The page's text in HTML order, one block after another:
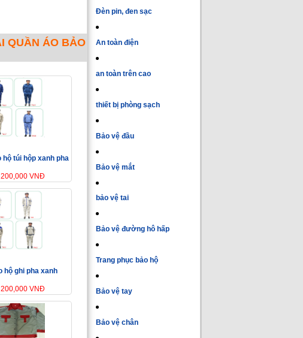
QUẦN ÁO BẢO
hộ túi hộp xanh pha
VNĐ
hộ ghi pha xanh
VNĐ
Đèn pin, đen sạc
An toàn điện
an toàn trên cao
thiết bị phòng sạch
Bảo vệ đầu
Bảo vệ mắt
bảo vệ tai
Bảo vệ đường hô hấp
Trang phục bảo hộ
Bảo vệ tay
Bảo vệ chân